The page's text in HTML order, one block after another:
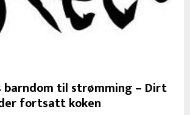
barndom til strømming – Dirt
fortsatt koken